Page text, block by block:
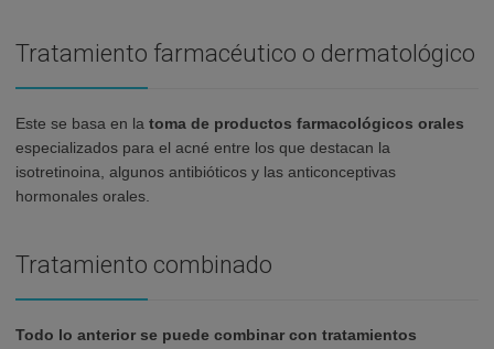
Tratamiento farmacéutico o dermatológico
Este se basa en la toma de productos farmacológicos orales
especializados para el acné entre los que destacan la
isotretinoina, algunos antibióticos y las anticonceptivas
hormonales orales.
Tratamiento combinado
Todo lo anterior se puede combinar con tratamientos